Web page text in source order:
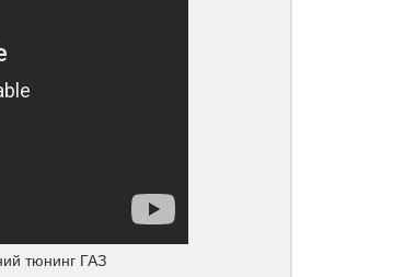
тюнинг ГАЗ